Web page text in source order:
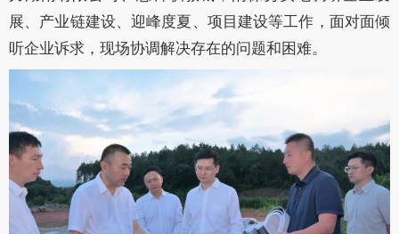
展、产业链建设、迎峰度夏、项目建设等工作，面对面倾
听企业诉求，现场协调解决存在的问题和困难。